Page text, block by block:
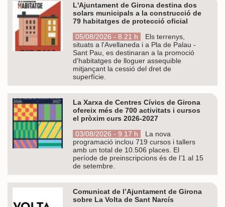
L'Ajuntament de Girona destina dos
solars municipals a la construcció de
79 habitatges de protecció oficial
05/08/2026 - 8.21 h
Els terrenys,
situats a l'Avellaneda i a Pla de Palau -
Sant Pau, es destinaran a la promoció
d'habitatges de lloguer assequible
mitjançant la cessió del dret de
superfície.
La Xarxa de Centres Cívics de Girona
ofereix més de 700 activitats i cursos
el pròxim curs 2026-2027
03/08/2026 - 9.17 h
La nova
programació inclou 719 cursos i tallers
amb un total de 10.506 places. El
període de preinscripcions és de l’1 al 15
de setembre.
Comunicat de l’Ajuntament de Girona
sobre La Volta de Sant Narcís